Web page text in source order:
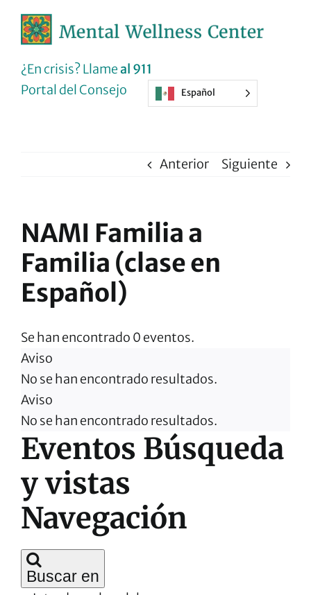
¿En crisis? Llameal 911
Portal del Consejo
Español
Anterior Siguiente
NAMI Familia a
Familia (clase en
Español)
Se han encontrado 0 eventos.
Eventos
Aviso
No se han encontrado resultados.
Aviso
No se han encontrado resultados.
Eventos Búsqueda
y vistas
Navegación
Buscar en